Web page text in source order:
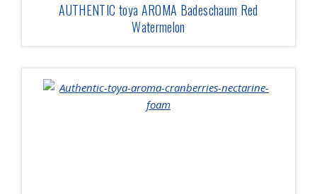
AUTHENTIC toya AROMA Badeschaum Red
Watermelon